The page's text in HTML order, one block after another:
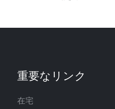
重要なリンク
在宅